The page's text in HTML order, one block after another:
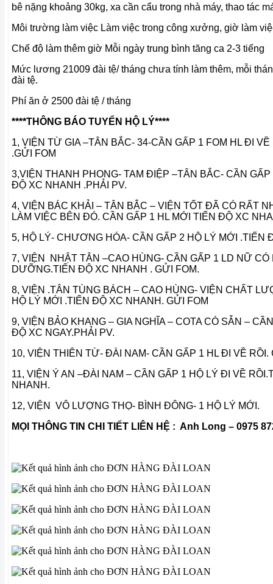
bê nặng khoảng 30kg, xa cần cẩu trong nhà máy, thao tác
Môi trường làm việc Làm việc trong công xưởng, giờ làm
Chế độ làm thêm giờ Mỗi ngày trung bình tăng ca 2-3 tiếng
Mức lương 21009 đài tệ/ tháng chưa tính làm thêm, mỗi
đài tệ.
Phí ăn ở 2500 đài tệ / tháng
****THÔNG BÁO TUYỂN HỘ LÝ****
1, VIỆN TỪ GIA –TÂN BẮC- 34-CẦN GẤP 1 FOM HL ĐI
.GỬI FOM
3,VIỆN THANH PHONG- TAM ĐIỆP –TÂN BẮC- CẦN
ĐỘ XC NHANH .PHẢI PV.
4, VIỆN BÁC KHẢI – TÂN BẮC – VIỆN TỐT ĐÃ CÓ RẤT
LÀM VIỆC BÊN ĐÓ. CẦN GẤP 1 HL MỚI TIẾN ĐỘ XC
5, HỘ LÝ- CHƯƠNG HÓA- CẦN GẤP 2 HỘ LÝ MỚI .TIẾN
7, VIỆN NHẬT TÂN –CAO HÙNG- CẦN GẤP 1 LD NỮ
DƯỠNG.TIẾN ĐỘ XC NHANH . GỬI FOM.
8, VIỆN .TÂN TÙNG BÁCH – CAO HÙNG- VIỆN CHẤT
HỘ LÝ MỚI .TIẾN ĐỘ XC NHANH. GỬI FOM
9, VIỆN BẢO KHANG – GIA NGHĨA – COTA CÓ SẴN –
ĐỘ XC NGAY.PHẢI PV.
10, VIỆN THIÊN TỪ- ĐÀI NAM- CẦN GẤP 1 HL ĐI VỀ RỒI.
11, VIỆN Ý AN –ĐÀI NAM – CẦN GẤP 1 HỘ LÝ ĐI VỀ
NHANH.
12, VIỆN VÔ LƯỢNG THỌ- BÌNH ĐÔNG- 1 HỘ LÝ MỚI.
MỌI THÔNG TIN CHI TIẾT LIÊN HỆ : Anh Long – 0975